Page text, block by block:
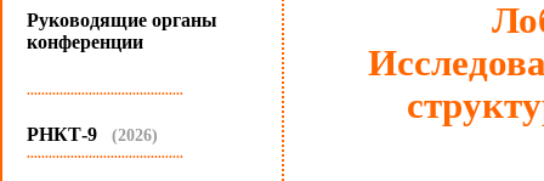
Руководящие органы
конференции
...........................................
РНКТ-9 (2026)
...........................................